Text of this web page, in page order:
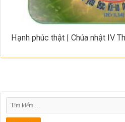
Hạnh phúc thật | Chúa nhật IV